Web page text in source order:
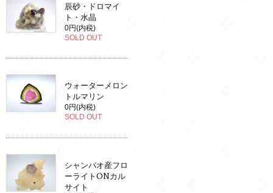
辰砂・ドロマイ
ト・水晶
0円(内税)
SOLD OUT
ウォーターメロン
トルマリン
0円(内税)
SOLD OUT
シャンバオ産フロ
ーライトONカル
サイト